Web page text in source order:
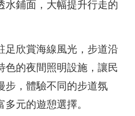
水鋪面，大幅提升行走的
足欣賞海線風光，步道沿
色的夜間照明設施，讓民
步，體驗不同的步道氛
元的遊憩選擇。